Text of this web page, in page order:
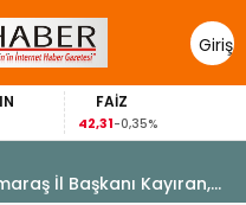
Giriş
Yap
FAİZ
42,31-0,35%
İl Başkanı Kayıran,